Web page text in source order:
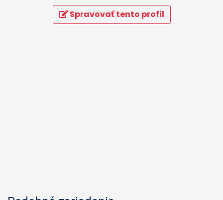
Spravovať tento profil